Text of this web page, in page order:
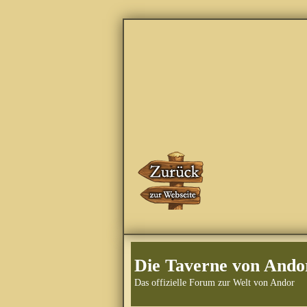
Die Taverne von
Das offizielle Forum zur Welt von Andor